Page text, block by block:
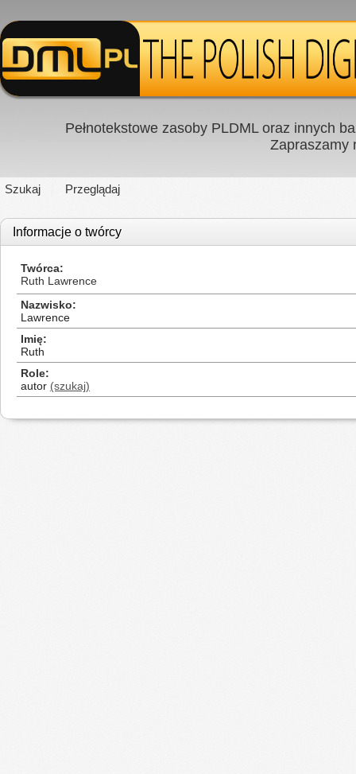
Pełnotekstowe zasoby PLDML oraz innych
Zapraszamy
Szukaj Przeglądaj
Informacje o twórcy
Twórca
Ruth Lawrence
Nazwisko
Lawrence
Imię
Ruth
Role
autor (szukaj)